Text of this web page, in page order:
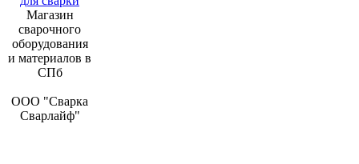
Магазин
сварочного
оборудования
и материалов в
СПб
ООО "Сварка
Сварлайф"